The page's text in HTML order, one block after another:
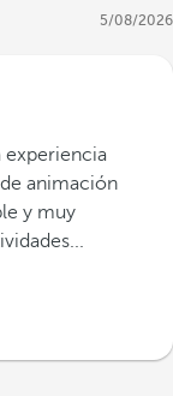
5/08/2026
experiencia
animación
y muy